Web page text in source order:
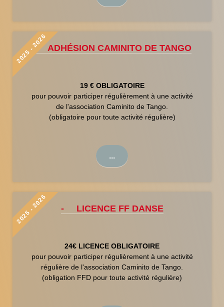
2025 - 2026- ADHÉSION CAMINITO DE TANGO
19 € OBLIGATOIRE
pour pouvoir participer régulièrement à une activité
de l'association Caminito de Tango.
(obligatoire pour toute activité régulière)
...
2025 - 2026 - LICENCE FF DANSE
24€ LICENCE OBLIGATOIRE
pour pouvoir participer régulièrement à une activité
régulière de l'association Caminito de Tango.
(obligation FFD pour toute activité régulière)